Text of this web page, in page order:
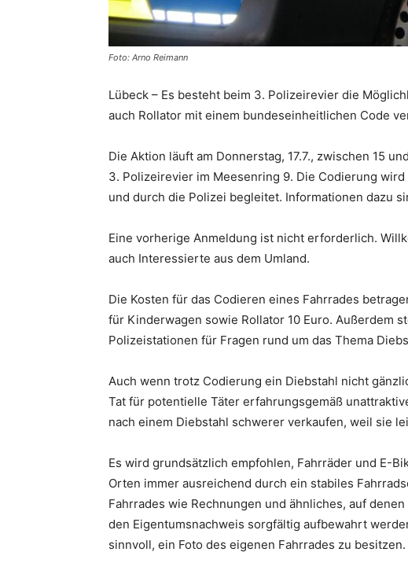
Foto: Arno Reimann
Lübeck – Es besteht beim 3. Polizeirevier die
auch Rollator mit einem bundeseinheitlichen Code
Die Aktion läuft am Donnerstag, 17.7., zwischen 15
3. Polizeirevier im Meesenring 9. Die Codierung
und durch die Polizei begleitet. Informationen dazu
Eine vorherige Anmeldung ist nicht erforderlich.
auch Interessierte aus dem Umland.
Die Kosten für das Codieren eines Fahrrades
für Kinderwagen sowie Rollator 10 Euro. Außerdem
Polizeistationen für Fragen rund um das Thema
Auch wenn trotz Codierung ein Diebstahl nicht
Tat für potentielle Täter erfahrungsgemäß
nach einem Diebstahl schwerer verkaufen, weil sie
Es wird grundsätzlich empfohlen, Fahrräder und E-
Orten immer ausreichend durch ein stabiles
Fahrrades wie Rechnungen und ähnliches, auf
den Eigentumsnachweis sorgfältig aufbewahrt
sinnvoll, ein Foto des eigenen Fahrrades zu besitzen.